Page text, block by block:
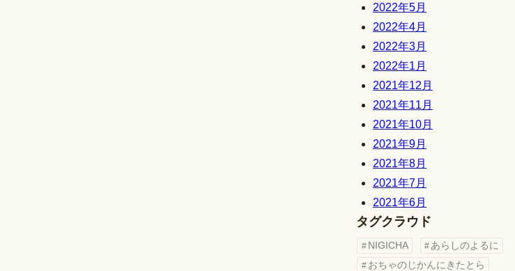
2022年5月
2022年4月
2022年3月
2022年1月
2021年12月
2021年11月
2021年10月
2021年9月
2021年8月
2021年7月
2021年6月
タグクラウド
NIGICHA
あらしのよるに
おちゃのじかんにきたとら